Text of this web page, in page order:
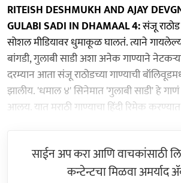
RITEISH DESHMUKH AND AJAY
GULABI SADI IN DHAMAAL 4:संजू
सोशल मीडियावर धुमाकूळ घालतं. त्याने
बांगडी, गुलाबी साडी अशा अनेक गाण्याने
दरम्यान आता संजू राठोडच्या गाण्याची
झालीय. 'धमाल ४' सिनेमात 'गुलाबी साडी' हे गाणं
आलय. यात मराठी गाण्याचा हिंदी रिमेक
साईन अप करा आणि वाचकांसाठी
कन्टेन्टचा मिळवा अमर्याद